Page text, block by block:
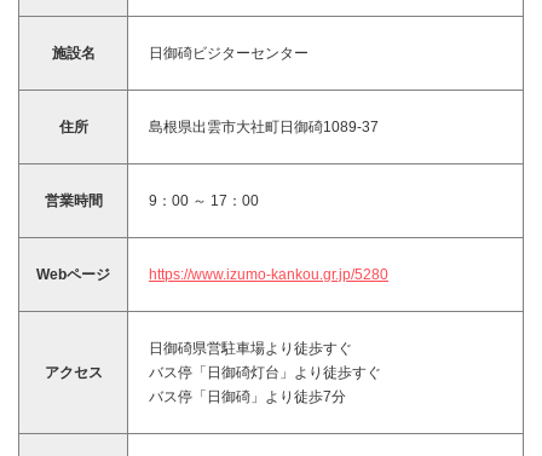
施設名 日御碕ビジターセンター
住所 島根県出雲市大社町日御碕1089-37
営業時間 9：00 ～ 17：00
Webページ https://www.izumo-kankou.gr.jp/5280
アクセス
日御碕県営駐車場より徒歩すぐ
バス停「日御碕灯台」より徒歩すぐ
バス停「日御碕」より徒歩7分